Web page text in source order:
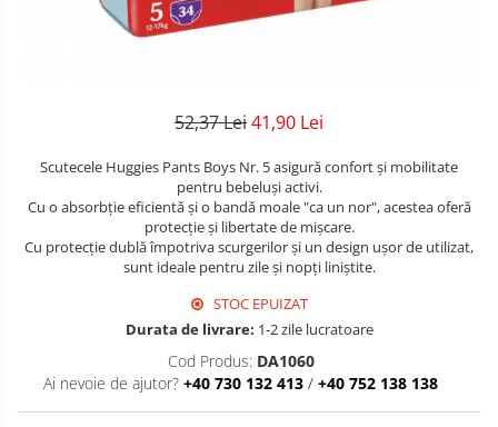
Detergent Geamuri
Detergent Mobila
Detergent Ariel
Balsam De Rufe
Semana Balsam Rufe
Sano Maxima Balsam
Pachete Produse Curatenie
Duck WC
Odorizant WC Bref
Detergent Bebelusi Ariel
Periuta De Dinti *B*
Periuta de Dinti Electrica Copii
Gel de Dus Bebelusi
Sapun Lichid
Balsam/Masca
Pasta De Dinti
Periuta Dinti
Sapun Lichid *H*
Prosoape Hartie Si Servetele *H*
Menajeri *H*
Baloane Cifre
Odorizant Auto
52,37 Lei41,90 Lei
Scutecele Huggies Pants Boys Nr. 5 asigură confort și mobilitate
pentru bebeluși activi.
Cu o absorbție eficientă și o bandă moale "ca un nor", acestea oferă
protecție și libertate de mișcare.
Cu protecție dublă împotriva scurgerilor și un design ușor de utilizat,
sunt ideale pentru zile și nopți liniștite.
STOC EPUIZAT
Durata de livrare: 1-2 zile lucratoare
Cod Produs: DA1060
Ai nevoie de ajutor? +40 730 132 413 / +40 752 138 138